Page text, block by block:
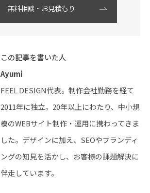
無料相談・お見積もり
この記事を書いた人
Ayumi
FEEL DESIGN代表。制作会社勤務を経て
2011年に独立。20年以上にわたり、中小規
模のWEBサイト制作・運用に携わってきま
した。デザインに加え、SEOやブランディ
ングの知見を活かし、お客様の課題解決に
伴走しています。